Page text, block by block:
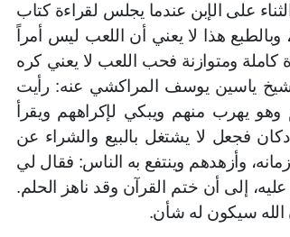
على الإبن عندما يجلس لقراءة كتاب
وبالطبع هذا لا يعني أن اللعب ليس أمراً
ومتوازنة فحب اللعب لا يعني كره
الشيخ ياسين يوسف المراكشي عنه: رأيت
يهرب منهم ويبكي لإكراههم ويقرأ
فجعل لا يشتغل بالبيع والشراء عن
وأزهدهم وينتفع به الناس: فقال لي
إلى أن ختم القرآن وقد ناهز الحلم.
الله سيكون له شأن.